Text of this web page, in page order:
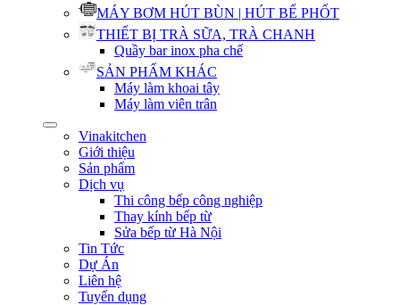
MÁY BƠM HÚT BÙN | HÚT BỂ PHỐT
THIẾT BỊ TRÀ SỮA, TRÀ CHANH
Quầy bar inox pha chế
SẢN PHẨM KHÁC
Máy làm khoai tây
Máy làm viên trân
Vinakitchen
Giới thiệu
Sản phẩm
Dịch vụ
Thi công bếp công nghiệp
Thay kính bếp từ
Sửa bếp từ Hà Nội
Tin Tức
Dự Án
Liên hệ
Tuyển dụng